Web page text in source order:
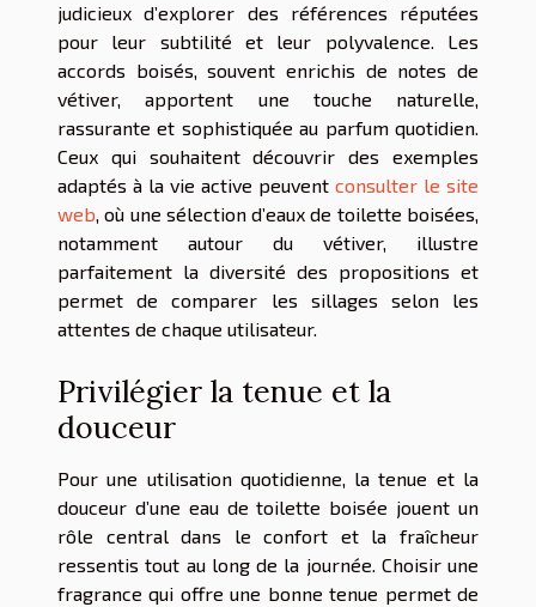
judicieux d’explorer des références réputées
pour leur subtilité et leur polyvalence. Les
accords boisés, souvent enrichis de notes de
vétiver, apportent une touche naturelle,
rassurante et sophistiquée au parfum quotidien.
Ceux qui souhaitent découvrir des exemples
adaptés à la vie active peuvent consulter le site
web, où une sélection d’eaux de toilette boisées,
notamment autour du vétiver, illustre
parfaitement la diversité des propositions et
permet de comparer les sillages selon les
attentes de chaque utilisateur.
Privilégier la tenue et la
douceur
Pour une utilisation quotidienne, la tenue et la
douceur d’une eau de toilette boisée jouent un
rôle central dans le confort et la fraîcheur
ressentis tout au long de la journée. Choisir une
fragrance qui offre une bonne tenue permet de